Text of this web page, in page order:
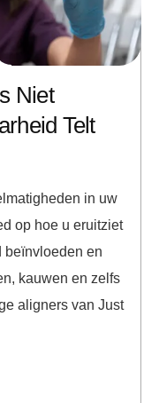
Niet
Telt
in uw
op hoe u eruitziet
beïnvloeden en
kauwen en zelfs
aligners van Just